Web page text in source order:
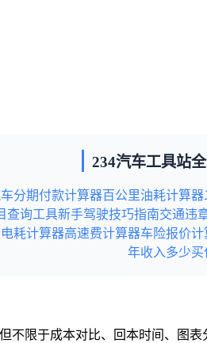
234汽车工具站
分期付款计算器百公里油耗计算器
查询工具新手驾驶技巧指南交通违
耗计算器高速费计算器车险报价计
年收入多少
不限于成本对比、回本时间、图表